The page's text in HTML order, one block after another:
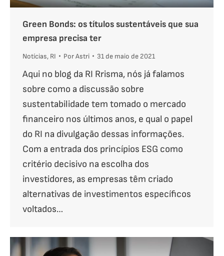
Green Bonds: os títulos sustentáveis que sua
empresa precisa ter
Notícias, RI PorAstri 31 de maio de 2021
Aqui no blog da RI Rrisma, nós já falamos
sobre como a discussão sobre
sustentabilidade tem tomado o mercado
financeiro nos últimos anos, e qual o papel
do RI na divulgação dessas informações.
Com a entrada dos princípios ESG como
critério decisivo na escolha dos
investidores, as empresas têm criado
alternativas de investimentos específicos
voltados…